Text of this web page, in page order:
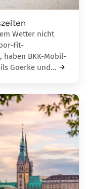
Wet­ter nicht
Fit­
haben BKK-Mobil-
Goerke und…